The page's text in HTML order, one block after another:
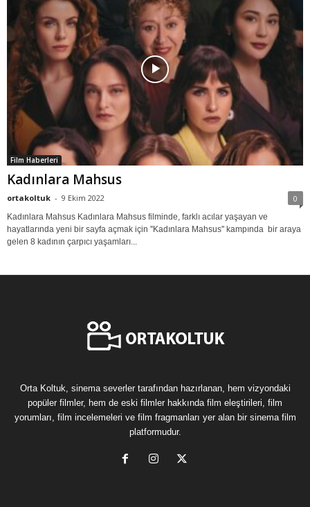
Film Haberleri
Kadınlara Mahsus
ortakoltuk - 9 Ekim 2022 0
Kadınlara Mahsus Kadınlara Mahsus filminde, farklı acılar yaşayan ve
hayatlarında yeni bir sayfa açmak için ''Kadınlara Mahsus'' kampında bir araya
gelen 8 kadının çarpıcı yaşamları...
Orta Koltuk, sinema severler tarafından hazırlanan, hem vizyondaki
popüler filmler, hem de eski filmler hakkında film eleştirileri, film
yorumları, film incelemeleri ve film fragmanları yer alan bir sinema film
platformudur.